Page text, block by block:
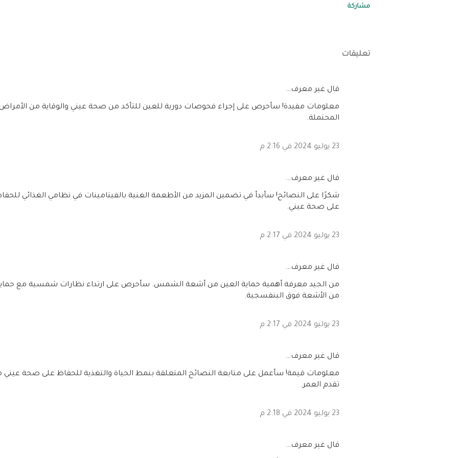
مشاركة
تعليقات
‏قال غير معرف…
معلومات مفيدة! سأحرص على إجراء فحوصات دورية للعين للتأكد من صحة عيني والوقاية من
المحتملة.
23 يوليو 2024 في 2:16 م
‏قال غير معرف…
شكرًا على النصائح! سأبدأ في تضمين المزيد من الأطعمة الغنية بالفيتامينات في نظامي الغذائي
على صحة عيني.
23 يوليو 2024 في 2:17 م
‏قال غير معرف…
من الجيد معرفة أهمية حماية العين من أشعة الشمس. سأحرص على ارتداء نظارات شمسية مع
من الأشعة فوق البنفسجية.
23 يوليو 2024 في 2:17 م
‏قال غير معرف…
معلومات قيمة! سأعمل على متابعة النصائح المتعلقة بنمط الحياة والتغذية للحفاظ على صحة عيني
تقدم العمر.
23 يوليو 2024 في 2:18 م
‏قال غير معرف…